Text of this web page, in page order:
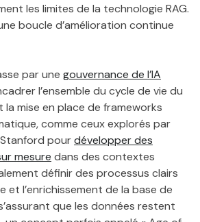
les limites de la technologie RAG.
boucle d’amélioration continue
par une gouvernance de l’IA
l’ensemble du cycle de vie du
la mise en place de frameworks
comme ceux explorés par
pourdévelopper des
mesure dans des contextes
définir des processus clairs
et l’enrichissement de la base de
que les données restent